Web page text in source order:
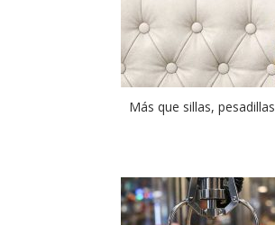
Más que sillas, pesadillas